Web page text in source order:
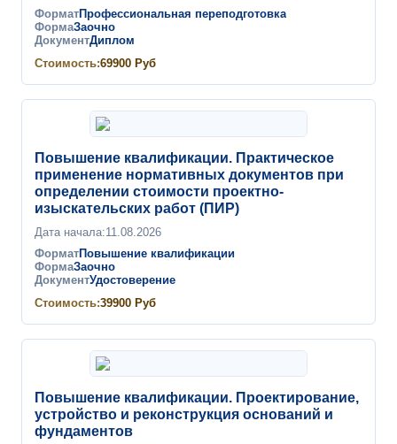
ФорматПрофессиональная переподготовка
ФормаЗаочно
ДокументДиплом
Стоимость:69900 Руб
Повышение квалификации. Практическое
применение нормативных документов при
определении стоимости проектно-
изыскательских работ (ПИР)
Дата начала:11.08.2026
ФорматПовышение квалификации
ФормаЗаочно
ДокументУдостоверение
Стоимость:39900 Руб
Повышение квалификации. Проектирование,
устройство и реконструкция оснований и
фундаментов